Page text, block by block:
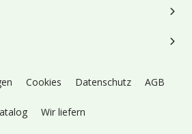
Cookies Datenschutz AGB
Wir liefern